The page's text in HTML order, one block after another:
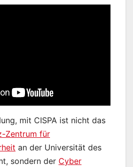
mit CISPA ist nicht das
Zentrum für
an der Universität des
sondern der Cyber